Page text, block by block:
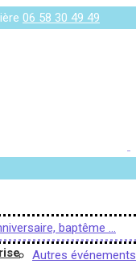
06 58 30 49 49
baptême …
Autres événements